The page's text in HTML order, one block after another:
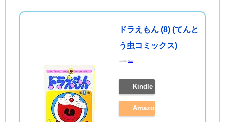
ドラえもん (8) (てんと
う虫コミックス)
created byRinker
Kindle
Amazon